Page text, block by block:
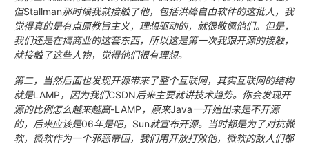
但Stallman那时候我就接触了他，包括洪峰自由软件的这批人，我
觉得真的是有点原教旨主义，理想驱动的，就很敬佩他们。但是，
我们还是在搞商业的这套东西，所以这是第一次我跟开源的接触，
就接触了这些人物，觉得他们很有理想。
第二，当然后面也发现开源带来了整个互联网，其实互联网的结构
就是LAMP ，因为我们CSDN后来主要就讲技术趋势。你会发现开
源的比例怎么越来越高-LAMP ，原来Java一开始出来是不开源
的，后来应该是06年是吧， Sun就宣布开源。当时都是为了对抗微
软，微软作为一个邪恶帝国，我们用开放打败他，微软的敌人们都